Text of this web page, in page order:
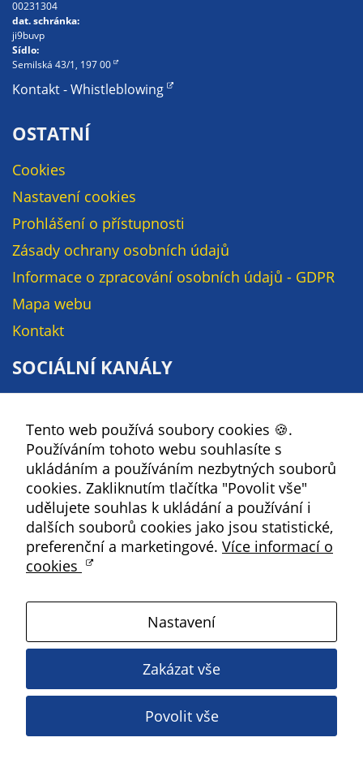
00231304
dat. schránka:
ji9buvp
Sídlo:
Semilská 43/1, 197 00
Kontakt - Whistleblowing
OSTATNÍ
Cookies
Nastavení cookies
Prohlášení o přístupnosti
Zásady ochrany osobních údajů
Informace o zpracování osobních údajů - GDPR
Mapa webu
Kontakt
SOCIÁLNÍ KANÁLY
YouTube
Instagram
RSS
Kbely
Satalice
2026 Úřad městské části Praha 19
Tento web používá soubory cookies 🍪.
Používáním tohoto webu souhlasíte s
ukládáním a používáním nezbytných souborů
cookies. Zakliknutím tlačítka "Povolit vše"
udělujete souhlas k ukládání a používání i
dalších souborů cookies jako jsou statistické,
preferenční a marketingové. Více informací o
cookies
Nastavení
Zakázat vše
Povolit vše
optimalizace
našich
opatření.
další technologie,
abychom
přizpůsobili naše
webové stránky
potřebám a
zájmům našich
návštěvníků.
Reklamní
cookies
Reklamní cookies
používáme my
nebo naši partneři,
abychom Vám
mohli zobrazit
vhodné obsahy